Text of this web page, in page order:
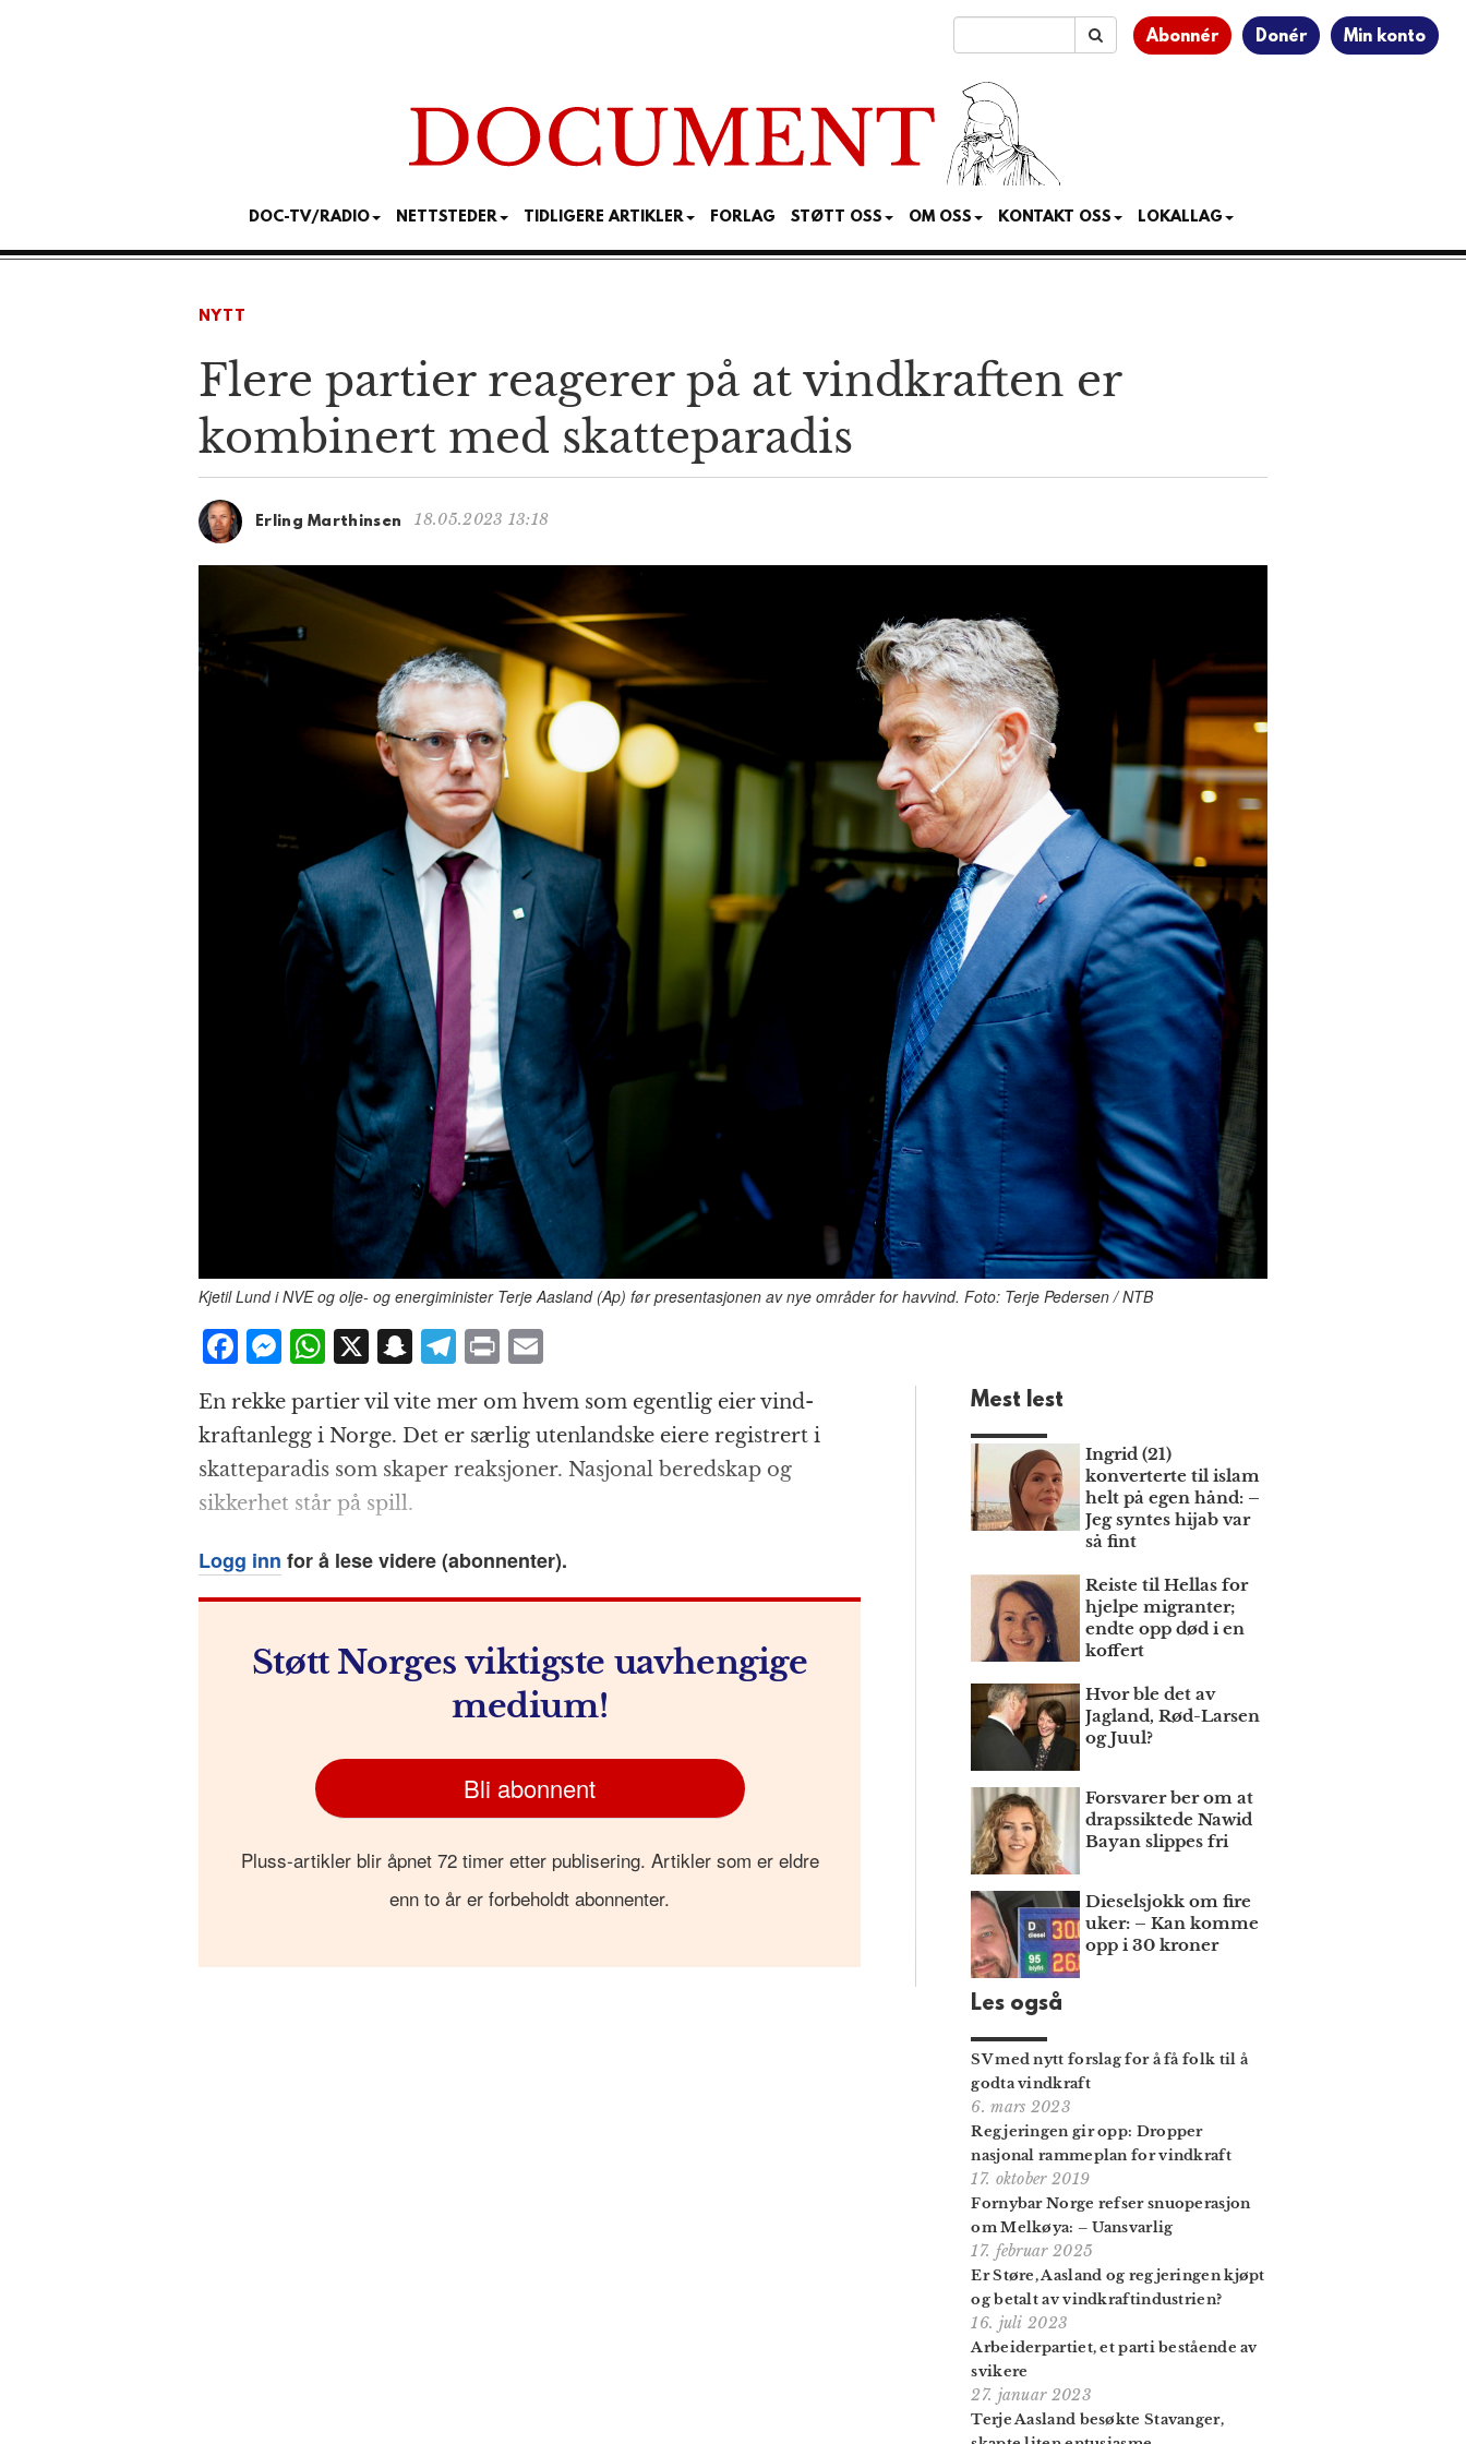
Abonnér Donér Min konto
DOC-TV/RADIO NETTSTEDER TIDLIGERE ARTIKLER FORLAG STØTT OSS OM OSS KONTAKT OSS LOKALLAG
NYTT
Flere partier reagerer på at vindkraften er
kombinert med skatteparadis
Erling Marthinsen 18.05.2023 13:18
Kjetil Lund i NVE og olje- og energiminister Terje Aasland (Ap) før presentasjonen av nye områder for havvind. Foto: Terje Pedersen / NTB
F
a
c
e
b
o
o
k
M
ss
e
n
g
e
r
W
h
at
s
A
p
p
X S
a
p
c
at
T
e
g
r
m
P
ri
n
t
ai
l
En rekke partier vil vite mer om hvem som egentlig eier vind­
kraft­anlegg i Norge. Det er særlig uten­landske eiere registrert i
skatte­paradis som skaper reaksjoner. Nasjonal beredskap og
sikkerhet står på spill.
Logg inn for å lese videre (abonnenter).
Støtt Norges viktigste uavhengige
medium!
Bli abonnent
Pluss-artikler blir åpnet 72 timer etter publisering. Artikler som er eldre
enn to år er forbeholdt abonnenter.
Mest lest
Ingrid (21)
konverterte til islam
helt på egen hånd: –
Jeg syntes hijab var
så fint
Reiste til Hellas for
hjelpe migranter;
endte opp død i en
koffert
Hvor ble det av
Jagland, Rød-Larsen
og Juul?
Forsvarer ber om at
draps­siktede Nawid
Bayan slippes fri
Dieselsjokk om fire
uker: – Kan komme
opp i 30 kroner
Les også
SV med nytt forslag for å få folk til å
godta vindkraft
6. mars 2023
Regjeringen gir opp: Dropper
nasjonal rammeplan for vindkraft
17. oktober 2019
Fornybar Norge refser snuoperasjon
om Melkøya: – Uansvarlig
17. februar 2025
Er Støre, Aasland og regjeringen kjøpt
og betalt av vindkraft­industrien?
16. juli 2023
Arbeiderpartiet, et parti bestående av
svikere
27. januar 2023
Terje Aasland besøkte Stavanger,